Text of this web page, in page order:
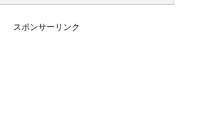
スポンサーリンク